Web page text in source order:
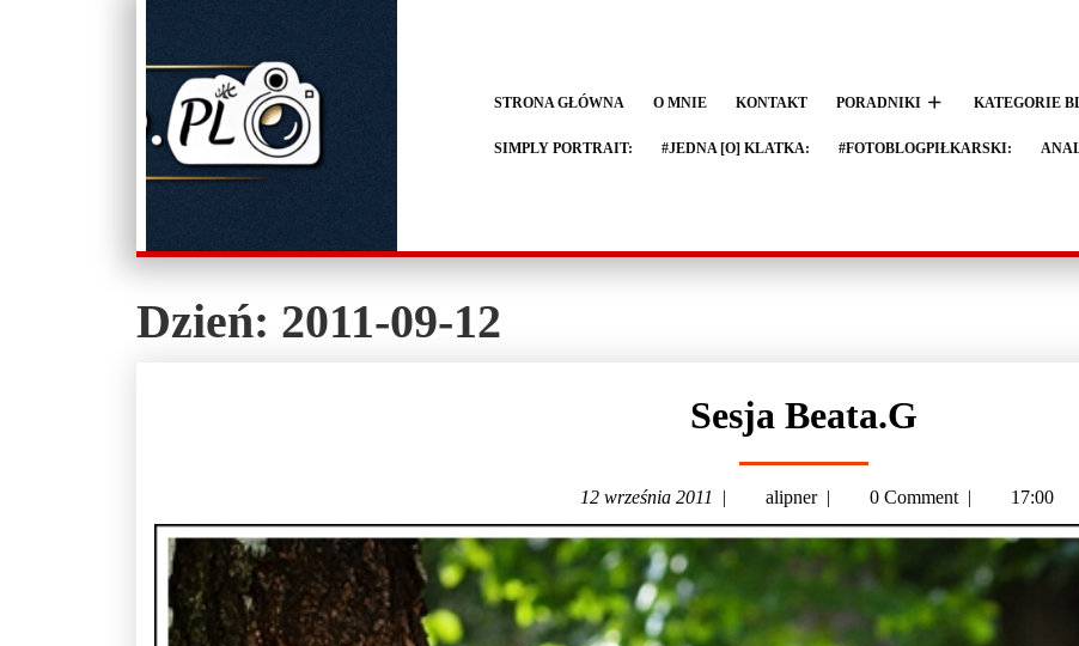
STRONA GŁÓWNA O MNIE KONTAKT PORADNIKI KATEGORIE
SIMPLY PORTRAIT: #JEDNA [O] KLATKA: #FOTOBLOGPIŁKARSKI:
Dzień: 2011-09-12
Sesja Beata.G
12 września 2011 | alipner | 0 Comment | 17:00